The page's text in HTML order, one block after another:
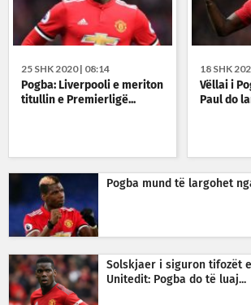
25 SHK 2020 | 08:14
Pogba: Liverpooli e meriton
titullin e Premierligë...
18 SHK
Vëllai i
Paul do
Pogba mund të largohet
Solskjaer i siguron tifozët
Unitedit: Pogba do të luaj...